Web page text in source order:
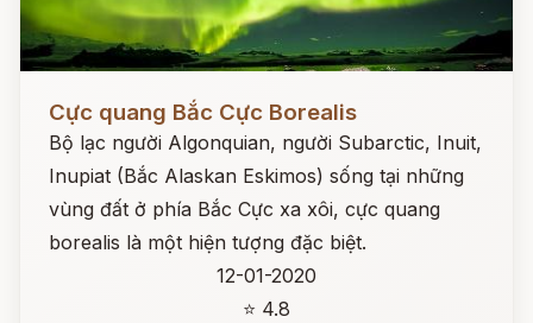
Cực quang Bắc Cực Borealis
Bộ lạc người Algonquian, người Subarctic, Inuit,
Inupiat (Bắc Alaskan Eskimos) sống tại những
vùng đất ở phía Bắc Cực xa xôi, cực quang
borealis là một hiện tượng đặc biệt.
12-01-2020
⭐ 4.8